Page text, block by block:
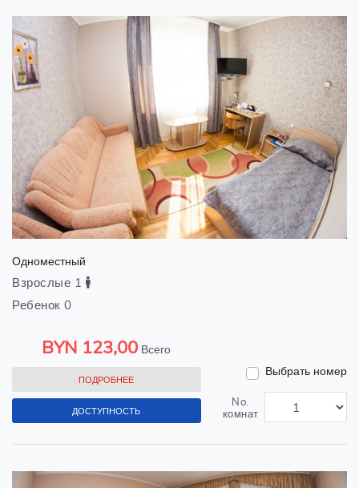
Одноместный
Взрослые 1
Ребенок 0
BYN 123,00 Всего
ПОДРОБНЕЕ
ДОСТУПНОСТЬ
Выбрать номер
No.
комнат